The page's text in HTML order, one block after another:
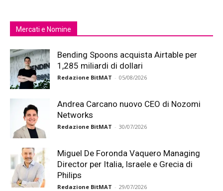
Mercati e Nomine
Bending Spoons acquista Airtable per
1,285 miliardi di dollari
Redazione BitMAT - 05/08/2026
Andrea Carcano nuovo CEO di Nozomi
Networks
Redazione BitMAT - 30/07/2026
Miguel De Foronda Vaquero Managing
Director per Italia, Israele e Grecia di
Philips
Redazione BitMAT - 29/07/2026